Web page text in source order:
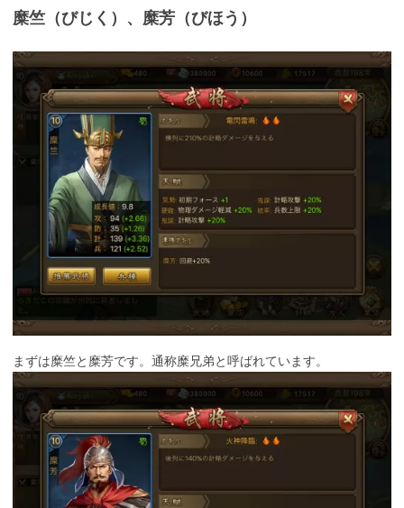
糜竺（びじく）、糜芳（びほう）
まずは糜竺と糜芳です。通称糜兄弟と呼ばれています。